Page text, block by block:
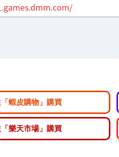
蝦皮購物」購買
樂天市場」購買